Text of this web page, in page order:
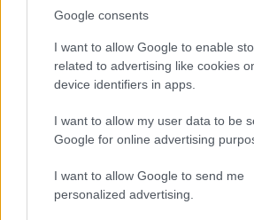
Google consents
I want to allow Google to enable
related to advertising like cookies
device identifiers in apps.
I want to allow my user data to be
Google for online advertising
I want to allow Google to send me
personalized advertising.
Aκολουθήστε μας
παντού…